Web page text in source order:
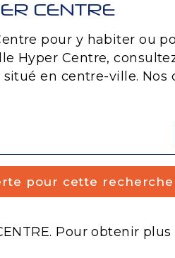
CENTRE
pour y habiter ou
Hyper Centre,
en centre-ville. Nos
Pour obtenir